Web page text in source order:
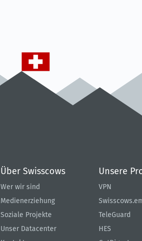
Über Swisscows
Wer wir sind
Medienerziehung
Soziale Projekte
Unser Datacenter
Unsere
VPN
TeleGuard
HES